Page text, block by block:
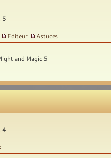
5
Editeur Astuces
and Magic 5
4